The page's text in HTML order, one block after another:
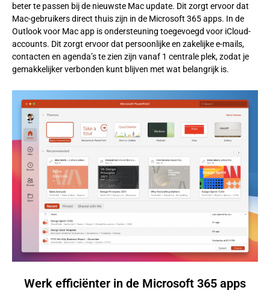
beter te passen bij de nieuwste Mac update. Dit zorgt ervoor dat
Mac-gebruikers direct thuis zijn in de Microsoft 365 apps. In de
Outlook voor Mac app is ondersteuning toegevoegd voor iCloud-
accounts. Dit zorgt ervoor dat persoonlijke en zakelijke e-mails,
contacten en agenda’s te zien zijn vanaf 1 centrale plek, zodat je
gemakkelijker verbonden kunt blijven met wat belangrijk is.
Werk efficiënter in de Microsoft 365 apps